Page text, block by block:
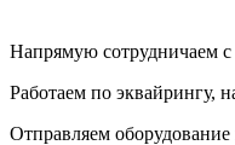
Напрямую сотрудничаем
Работаем по эквайрингу,
Отправляем